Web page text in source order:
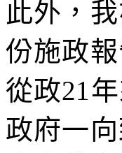
此外，
份施政
從政21
政府一